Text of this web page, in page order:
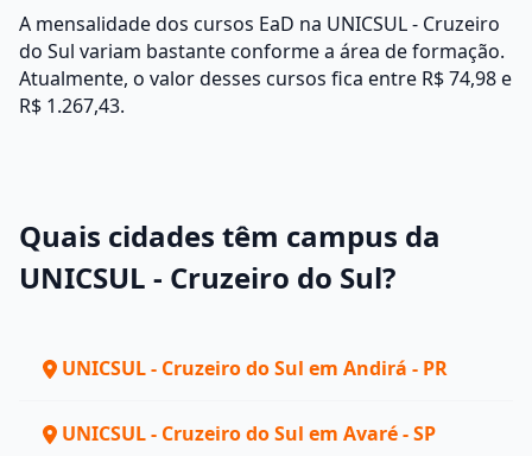
A mensalidade dos cursos EaD na UNICSUL - Cruzeiro
do Sul variam bastante conforme a área de formação.
Atualmente, o valor desses cursos fica entre R$ 74,98 e
R$ 1.267,43.
Quais cidades têm campus da
UNICSUL - Cruzeiro do Sul?
UNICSUL - Cruzeiro do Sul em Andirá - PR
UNICSUL - Cruzeiro do Sul em Avaré - SP